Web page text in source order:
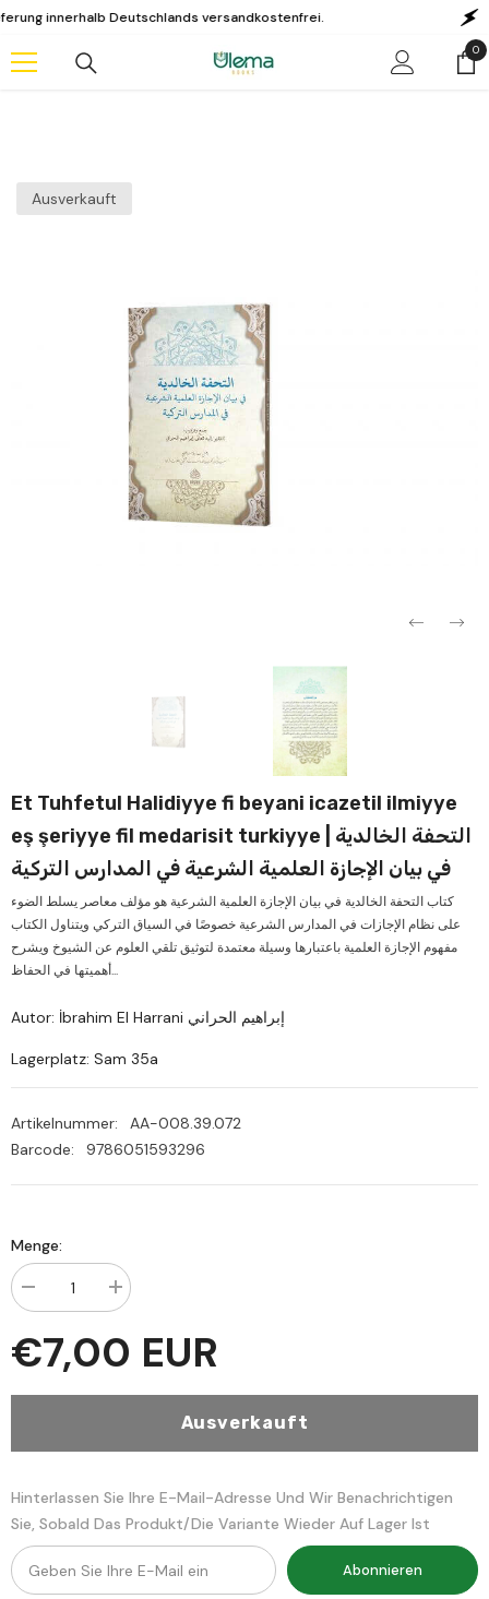
Zum Inhalt springen
Deutschlands versandkostenfrei. KAUF
0
0
Ausverkauft
Et Tuhfetul Halidiyye fi beyani icazetil ilmiyye
eş şeriyye fil medarisit turkiyye | التحفة الخالدية
في بيان الإجازة العلمية الشرعية في المدارس التركية
كتاب التحفة الخالدية في بيان الإجازة العلمية الشرعية هو مؤلف معاصر يسلط الضوء
على نظام الإجازات في المدارس الشرعية خصوصًا في السياق التركي ويتناول الكتاب
مفهوم الإجازة العلمية باعتبارها وسيلة معتمدة لتوثيق تلقي العلوم عن الشيوخ ويشرح
أهميتها في الحفاظ...
Autor: İbrahim El Harrani إبراهيم الحراني
Lagerplatz: Sam 35a
Artikelnummer:
AA-008.39.072
Barcode:
9786051593296
Menge:
verringern
Et
Tuhfetul
Halidiyye
fi
fil
medarisit
turkiyye
الخالدية
في
Menge
erhöhen
Et
Tuhfetul
fi
fil
medarisit
turkiyye
الخالدية
€7,00 EUR
Ausverkauft
Hinterlassen Sie Ihre E-Mail-Adresse Und Wir Benachrichtigen
Sie, Sobald Das Produkt/die Variante Wieder Auf Lager Ist
Abonnieren